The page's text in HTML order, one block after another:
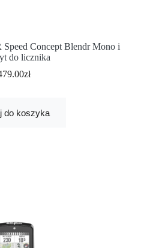
​​Concept Blendr Mono i
do licznika
zł
do koszyka